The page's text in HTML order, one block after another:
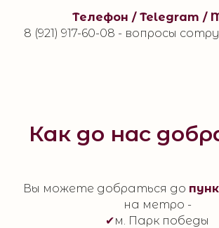
Телефон / Telegram /
8 (921) 917-60-08 - вопросы
Как до нас
Вы можете добраться до
на метро -
✔м. Парк победы